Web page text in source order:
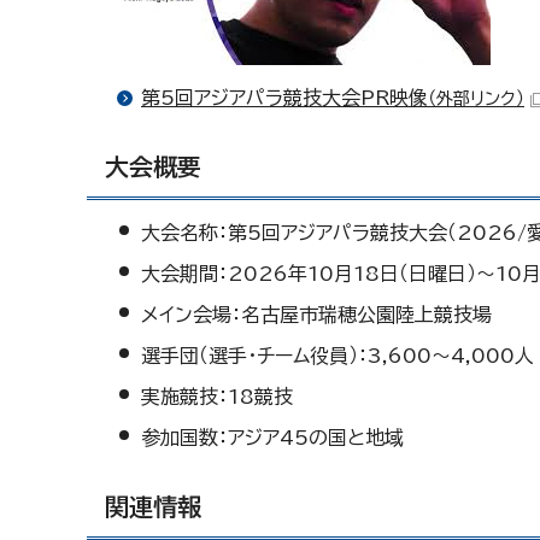
第5回アジアパラ競技大会PR映像 （外部リンク）
大会概要
大会名称：第5回アジアパラ競技大会（2026/愛
大会期間：2026年10月18日（日曜日）〜10月
メイン会場：名古屋市瑞穂公園陸上競技場
選手団（選手・チーム役員）：3,600～4,000人
実施競技：18競技
参加国数：アジア45の国と地域
関連情報